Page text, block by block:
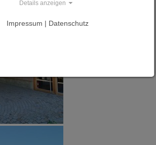
Details anzeigen
Impressum | Datenschutz